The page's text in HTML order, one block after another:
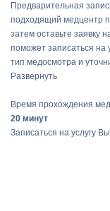
Предварительная
подходящий медцентр
затем оставьте заявку
поможет записаться
тип медосмотра и
Развернуть
Время прохождения
20 минут
Записаться на услугу